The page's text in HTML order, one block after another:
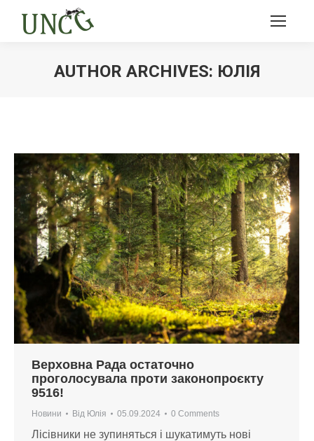
AUTHOR ARCHIVES: ЮЛІЯ
Верховна Рада остаточно
проголосувала проти законопроєкту
9516!
Новини Від Юлія 05.09.2024 0 Comments
Лісівники не зупиняться і шукатимуть нові